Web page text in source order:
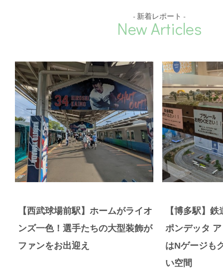
- 新着レポート -
New Articles
【西武球場前駅】ホームがライオ
ンズ一色！選手たちの大型装飾が
ファンをお出迎え
【博多駅】
ポンデッタ
はNゲージも
い空間